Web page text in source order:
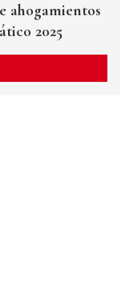
ahogamientos
2025